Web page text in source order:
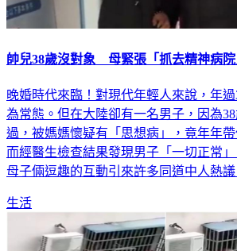
帥兒38歲沒對象 母緊張「抓去精神病
晚婚時代來臨！對現代年輕人來說，年
為常態。但在大陸卻有一名男子，因為
過，被媽媽懷疑有「思想病」，竟年年
而經醫生檢查結果發現男子「一切正常
母子倆逗趣的互動引來許多同道中人熱議
生活